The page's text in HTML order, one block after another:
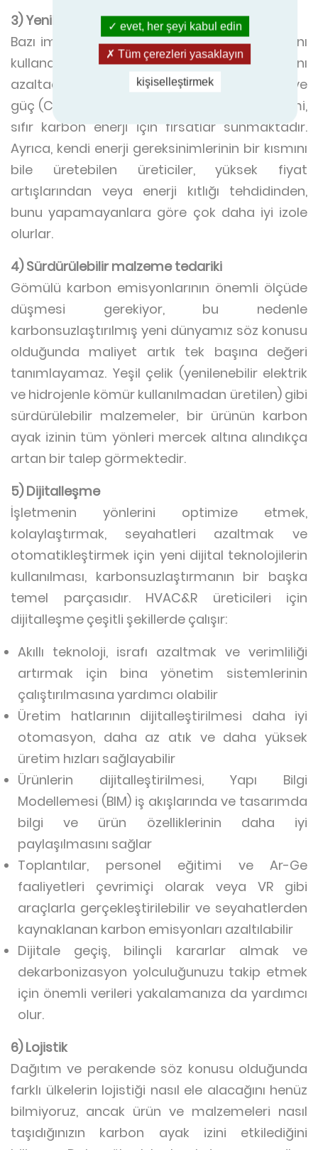
3) Yenilenebilir Enerji
Bazı imalatçılar yenilenebilir enerji kaynaklarını
kullanarak şebekeye olan bağımlılıklarını
azaltacaktır. Güneş, rüzgar veya birleşik ısı ve
güç (CHP) ile yerinde yenilenebilir enerji üretimi,
sıfır karbon enerji için fırsatlar sunmaktadır.
Ayrıca, kendi enerji gereksinimlerinin bir kısmını
bile üretebilen üreticiler, yüksek fiyat
artışlarından veya enerji kıtlığı tehdidinden,
bunu yapamayanlara göre çok daha iyi izole
olurlar.
4) Sürdürülebilir malzeme tedariki
Gömülü karbon emisyonlarının önemli ölçüde
düşmesi gerekiyor, bu nedenle
karbonsuzlaştırılmış yeni dünyamız söz konusu
olduğunda maliyet artık tek başına değeri
tanımlayamaz. Yeşil çelik (yenilenebilir elektrik
ve hidrojenle kömür kullanılmadan üretilen) gibi
sürdürülebilir malzemeler, bir ürünün karbon
ayak izinin tüm yönleri mercek altına alındıkça
artan bir talep görmektedir.
5) Dijitalleşme
İşletmenin yönlerini optimize etmek,
kolaylaştırmak, seyahatleri azaltmak ve
otomatikleştirmek için yeni dijital teknolojilerin
kullanılması, karbonsuzlaştırmanın bir başka
temel parçasıdır. HVAC&R üreticileri için
dijitalleşme çeşitli şekillerde çalışır:
Akıllı teknoloji, israfı azaltmak ve verimliliği
artırmak için bina yönetim sistemlerinin
çalıştırılmasına yardımcı olabilir
Üretim hatlarının dijitalleştirilmesi daha iyi
otomasyon, daha az atık ve daha yüksek
üretim hızları sağlayabilir
Ürünlerin dijitalleştirilmesi, Yapı Bilgi
Modellemesi (BIM) iş akışlarında ve tasarımda
bilgi ve ürün özelliklerinin daha iyi
paylaşılmasını sağlar
Toplantılar, personel eğitimi ve Ar-Ge
faaliyetleri çevrimiçi olarak veya VR gibi
araçlarla gerçekleştirilebilir ve seyahatlerden
kaynaklanan karbon emisyonları azaltılabilir
Dijitale geçiş, bilinçli kararlar almak ve
dekarbonizasyon yolculuğunuzu takip etmek
için önemli verileri yakalamanıza da yardımcı
olur.
6) Lojistik
Dağıtım ve perakende söz konusu olduğunda
farklı ülkelerin lojistiği nasıl ele alacağını henüz
bilmiyoruz, ancak ürün ve malzemeleri nasıl
taşıdığınızın karbon ayak izini etkilediğini
evet, her şeyi kabul edin
Tüm çerezleri yasaklayın
kişiselleştirmek